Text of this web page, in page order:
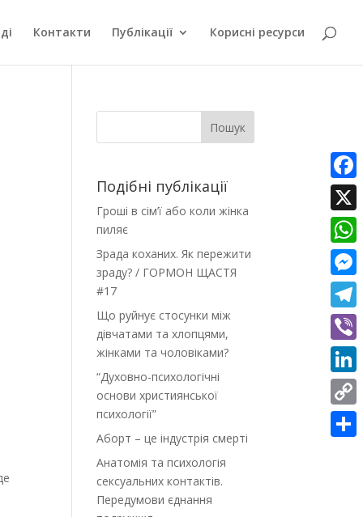
Контакти Публікації Корисні ресурси
Пошук
Подібні публікації
Гроші в сім’ї або коли жінка
пиляє
Зрада коханих. Як пережити
зраду? / ГОРМОН ЩАСТЯ
#17
Що руйнує стосунки між
дівчатами та хлопцями,
жінками та чоловіками?
“Духовно-психологічні
основи християнської
психології”
Аборт – це індустрія смерті
Анатомія та психологія
сексуальних контактів.
Передумови єднання
X
Viber
Copy